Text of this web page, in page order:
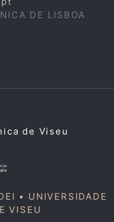
DE LISBOA
• UNIVERSIDADE
VISEU